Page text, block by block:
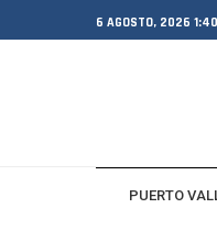
6 AGOSTO, 2026
PUERTO